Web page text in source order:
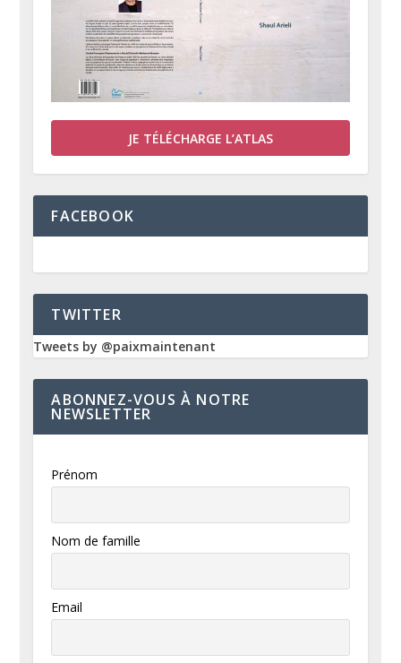
JE TÉLÉCHARGE L’ATLAS
FACEBOOK
TWITTER
Tweets by @paixmaintenant
ABONNEZ-VOUS À NOTRE
NEWSLETTER
Prénom
Nom de famille
Email